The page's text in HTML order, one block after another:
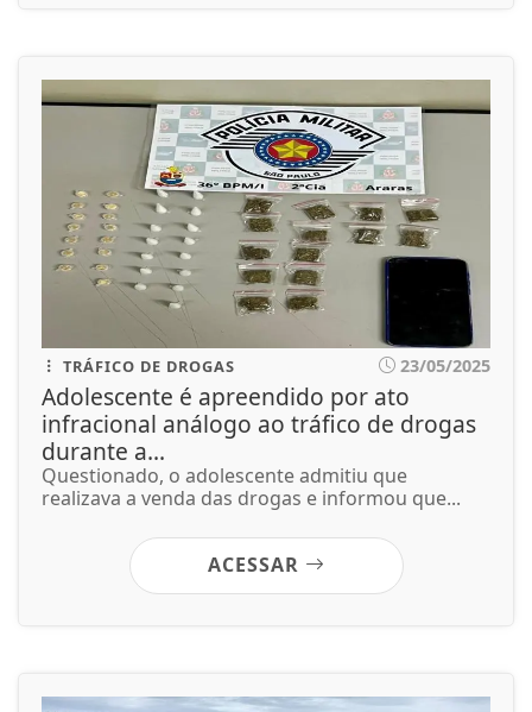
TRÁFICO DE DROGAS 23/05/2025
Adolescente é apreendido por ato
infracional análogo ao tráfico de drogas
durante a...
Questionado, o adolescente admitiu que
realizava a venda das drogas e informou que...
ACESSAR